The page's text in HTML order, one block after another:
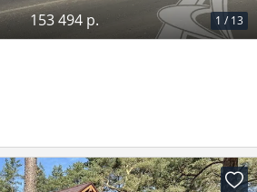
1 / 13
153 494 р.